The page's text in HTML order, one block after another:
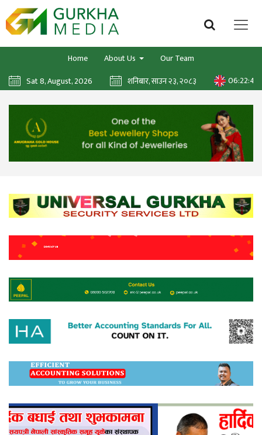
Home About Us
Our Team
Sat 8, August, 2026
शनिबार, साउन २३, २०८३ 06:22:50